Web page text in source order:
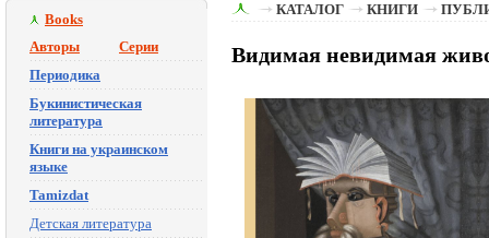
Books
Авторы
Серии
Периодика
Букинистическая
литература
Книги на украинском
языке
Tamizdat
Детская литература
КАТАЛОГ КНИГИ
Видимая невидимая